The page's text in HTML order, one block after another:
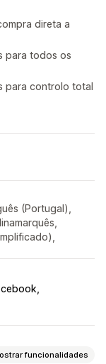
direta a
para todos os
para controlo total
(Portugal),
funcionalidades